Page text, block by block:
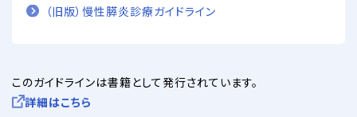
（旧版）慢性膵炎診療ガイドライン
このガイドラインは書籍として発行されています。
詳細はこちら